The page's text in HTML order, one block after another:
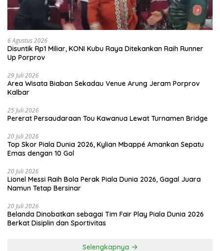
6 Agustus 2026
Disuntik Rp1 Miliar, KONI Kubu Raya Ditekankan Raih Runner
Up Porprov
29 Juli 2026
Area Wisata Biaban Sekadau Venue Arung Jeram Porprov
Kalbar
25 Juli 2026
Pererat Persaudaraan Tou Kawanua Lewat Turnamen Bridge
20 Juli 2026
Top Skor Piala Dunia 2026, Kylian Mbappé Amankan Sepatu
Emas dengan 10 Gol
20 Juli 2026
Lionel Messi Raih Bola Perak Piala Dunia 2026, Gagal Juara
Namun Tetap Bersinar
20 Juli 2026
Belanda Dinobatkan sebagai Tim Fair Play Piala Dunia 2026
Berkat Disiplin dan Sportivitas
Selengkapnya